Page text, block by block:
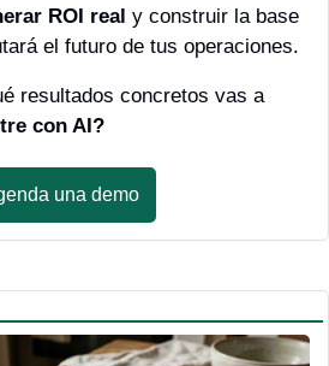
ROI real y construir la base
el futuro de tus operaciones.
Y en tu empresa, ¿qué resultados concretos vas a
con AI?
una demo